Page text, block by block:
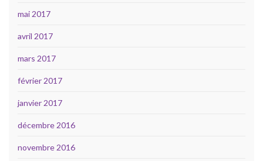
mai 2017
avril 2017
mars 2017
février 2017
janvier 2017
décembre 2016
novembre 2016